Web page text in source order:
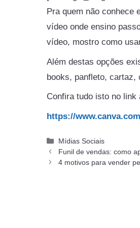
Pra quem não conhece
vídeo onde ensino
vídeo, mostro como
Além destas opções
books, panfleto, cartaz,
Confira tudo isto no link
https://
Categorias
Mídias Sociais
Funil de vendas: como
4 motivos para vender